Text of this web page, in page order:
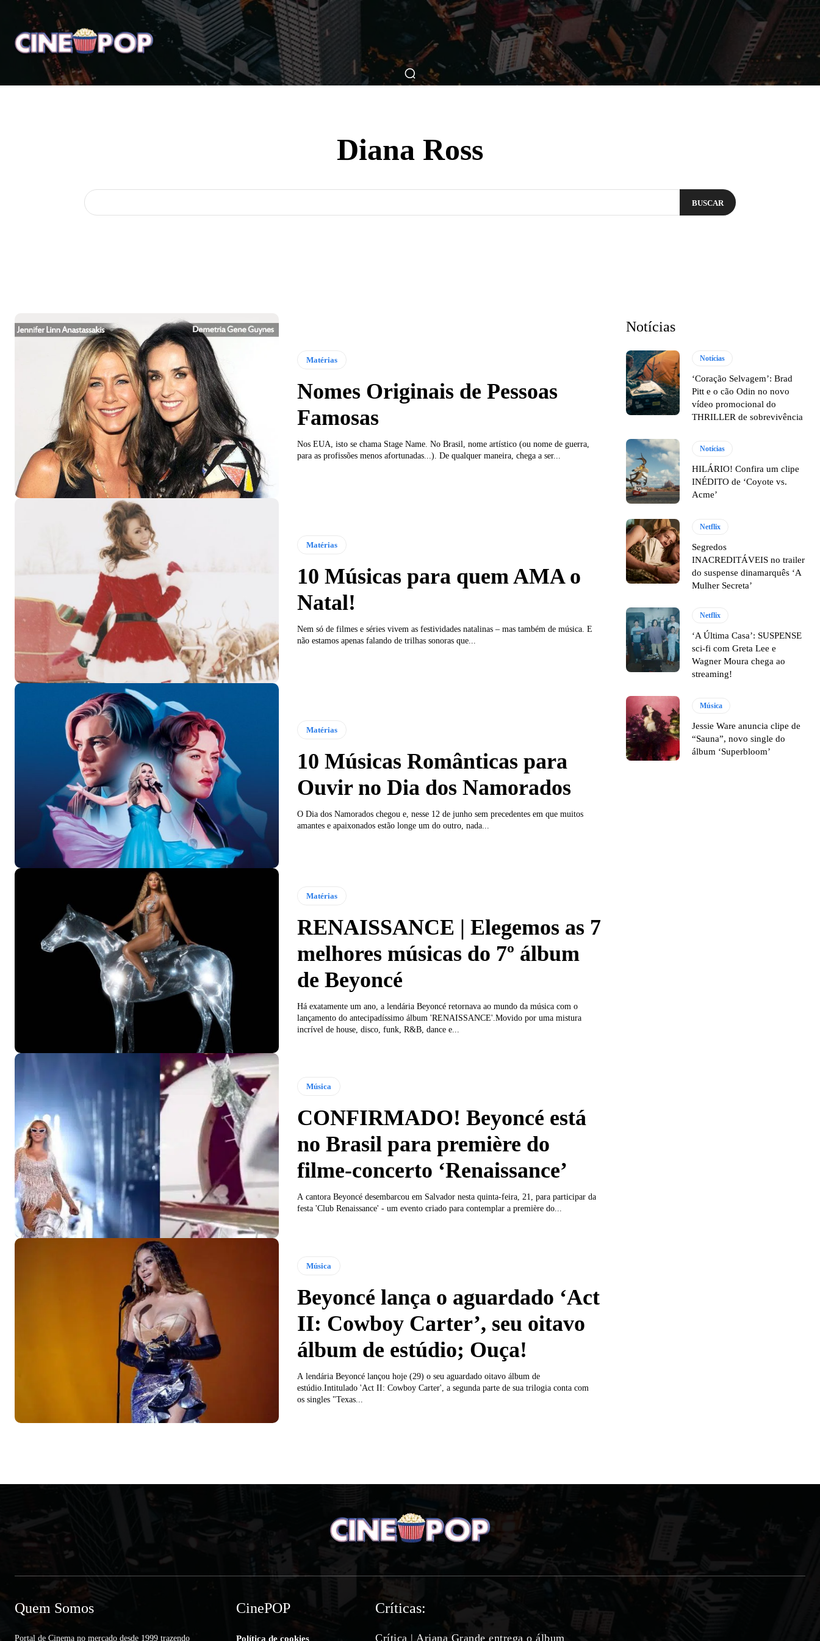
Home Notícias Críticas Breve Nos Cinemas Matérias Nos Cinemas Filmes Séries Música Gênero
Diana Ross
BUSCAR
Matérias
Nomes Originais de Pessoas
Famosas
Nos EUA, isto se chama Stage Name. No Brasil, nome artístico (ou nome de guerra,
para as profissões menos afortunadas...). De qualquer maneira, chega a ser...
Matérias
10 Músicas para quem AMA o
Natal!
Nem só de filmes e séries vivem as festividades natalinas – mas também de música. E
não estamos apenas falando de trilhas sonoras que...
Matérias
10 Músicas Românticas para
Ouvir no Dia dos Namorados
O Dia dos Namorados chegou e, nesse 12 de junho sem precedentes em que muitos
amantes e apaixonados estão longe um do outro, nada...
Matérias
RENAISSANCE | Elegemos as 7
melhores músicas do 7º álbum
de Beyoncé
Há exatamente um ano, a lendária Beyoncé retornava ao mundo da música com o
lançamento do antecipadíssimo álbum 'RENAISSANCE'.Movido por uma mistura
incrível de house, disco, funk, R&B, dance e...
Música
CONFIRMADO! Beyoncé está
no Brasil para première do
filme-concerto ‘Renaissance’
A cantora Beyoncé desembarcou em Salvador nesta quinta-feira, 21, para participar da
festa 'Club Renaissance' - um evento criado para contemplar a première do...
Música
Beyoncé lança o aguardado ‘Act
II: Cowboy Carter’, seu oitavo
álbum de estúdio; Ouça!
A lendária Beyoncé lançou hoje (29) o seu aguardado oitavo álbum de
estúdio.Intitulado 'Act II: Cowboy Carter', a segunda parte de sua trilogia conta com
os singles "Texas...
Notícias
Notícias
‘Coração Selvagem’: Brad
Pitt e o cão Odin no novo
vídeo promocional do
THRILLER de sobrevivência
Notícias
HILÁRIO! Confira um clipe
INÉDITO de ‘Coyote vs.
Acme’
Netflix
Segredos
INACREDITÁVEIS no trailer
do suspense dinamarquês ‘A
Mulher Secreta’
Netflix
‘A Última Casa’: SUSPENSE
sci-fi com Greta Lee e
Wagner Moura chega ao
streaming!
Música
Jessie Ware anuncia clipe de
“Sauna”, novo single do
álbum ‘Superbloom’
Quem Somos
Portal de Cinema no mercado desde 1999 trazendo
CinePOP
Política de cookies
Críticas:
Crítica | Ariana Grande entrega o álbum